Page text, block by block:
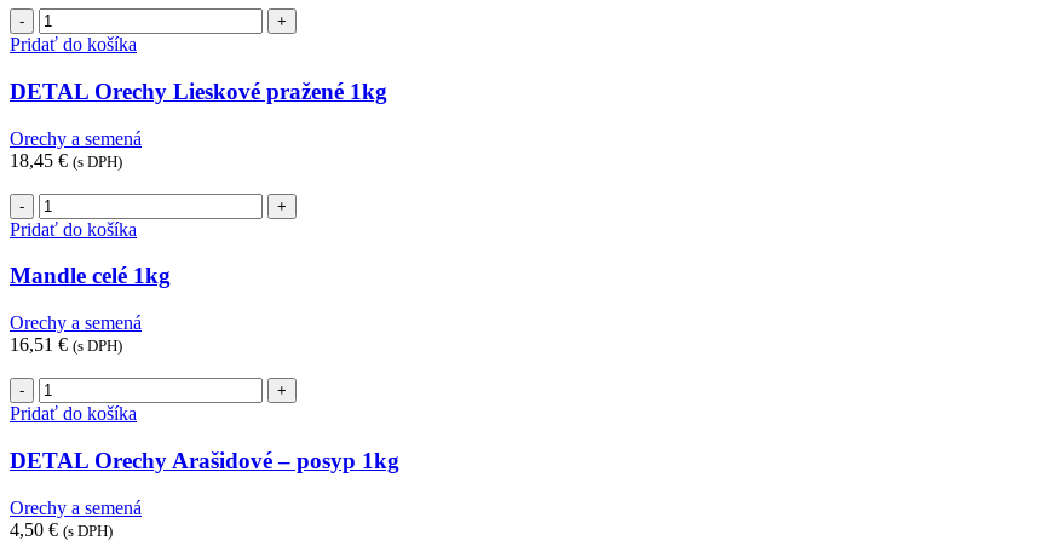
množstvo
DETAL
Lieskové
pražené
Pridať do košíka
DETAL Orechy Lieskové pražené 1kg
Orechy a semená
18,45 € (s DPH)
množstvo
Mandle
1kg
Pridať do košíka
Mandle celé 1kg
Orechy a semená
16,51 € (s DPH)
množstvo
DETAL
Arašidové
-
1kg
Pridať do košíka
DETAL Orechy Arašidové – posyp 1kg
Orechy a semená
4,50 € (s DPH)